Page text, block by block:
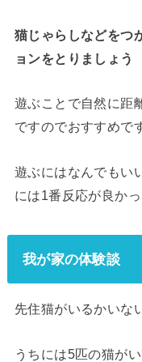
猫じゃらしなどをつ
ョンをとりましょう
遊ぶことで自然に距
ですのでおすすめで
遊ぶにはなんでもい
には1番反応が良かっ
我が家の体験談
先住猫がいるかいな
うちには5匹の猫が